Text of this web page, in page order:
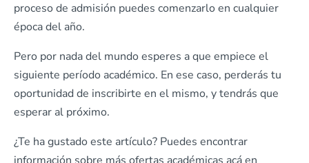
proceso de admisión puedes comenzarlo en cualquier
época del año.
Pero por nada del mundo esperes a que empiece el
siguiente período académico. En ese caso, perderás tu
oportunidad de inscribirte en el mismo, y tendrás que
esperar al próximo.
¿Te ha gustado este artículo? Puedes encontrar